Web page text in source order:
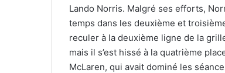
Lando Norris. Malgré ses efforts,
temps dans les deuxième et
reculer à la deuxième ligne de la
mais il s’est hissé à la quatrième
McLaren, qui avait dominé les